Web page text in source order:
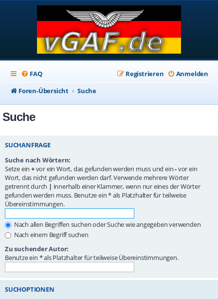
FAQ Anmelden
Registrieren
Foren-Übersicht
Suche
Suche
SUCHANFRAGE
Suche nach Wörtern:
Setze ein +vor ein Wort, das gefunden werden muss und ein-vor ein
Wort, das nicht gefunden werden darf. Verwende mehrere Wörter
getrennt durch | innerhalb einer Klammer, wenn nur eines der Wörter
gefunden werden muss. Benutze ein * als Platzhalter für teilweise
Übereinstimmungen.
Nach allen Begriffen suchen oder Suche wie angegeben verwenden
Nach einem Begriff suchen
Zu suchender Autor:
Benutze ein * als Platzhalter für teilweise Übereinstimmungen.
SUCHOPTIONEN